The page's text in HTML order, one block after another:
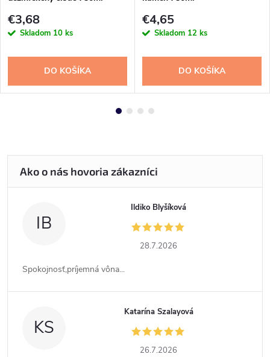
€3,68
Skladom 10 ks
DO KOŠÍKA
€4,65
Skladom 12 ks
DO KOŠÍKA
IB
Ildiko Blyšíková
28.7.2026
Spokojnosť,príjemná vôna...
KS
Katarína Szalayová
26.7.2026